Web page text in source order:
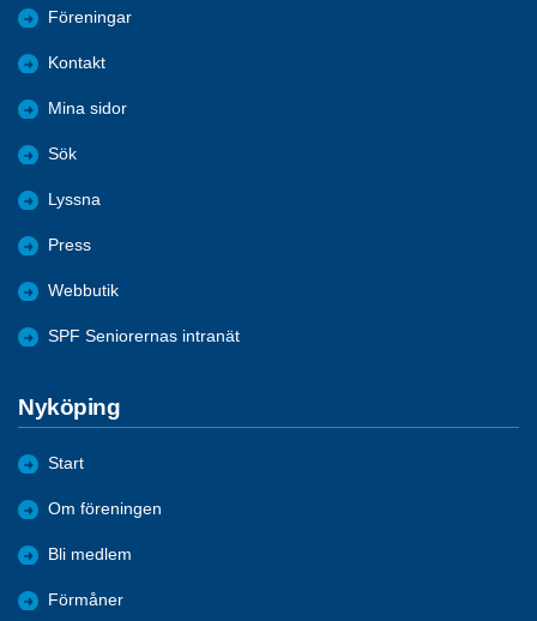
Föreningar
Kontakt
Mina sidor
Sök
Lyssna
Press
Webbutik
SPF Seniorernas intranät
Nyköping
Start
Om föreningen
Bli medlem
Förmåner